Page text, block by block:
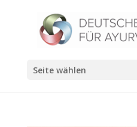
Seite wählen